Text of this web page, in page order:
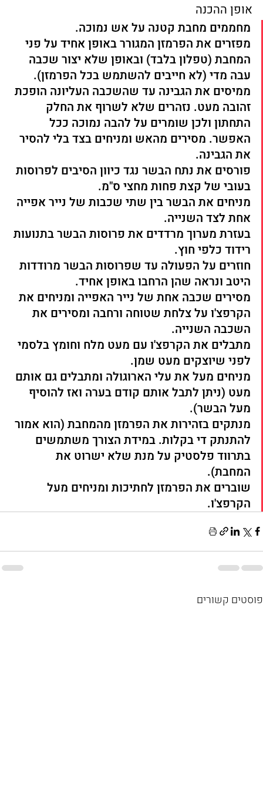
אופן ההכנה
מחממים מחבת קטנה על אש נמוכה.
מפזרים את הפרמזן המגורר באופן אחיד על פני
המחבת (טפלון בלבד) ובאופן שלא יצור שכבה
עבה מדי (לא חייבים להשתמש בכל הפרמזן).
ממיסים את הגבינה עד שהשכבה העליונה הופכת
זהובה מעט. נזהרים שלא לשרוף את החלק
התחתון ולכן שומרים על להבה נמוכה ככל
האפשר. מסירים מהאש ומניחים בצד בלי להסיר
את הגבינה.
פורסים את נתח הבשר נגד כיוון הסיבים לפרוסות
בעובי של קצת פחות מחצי ס"מ.
מניחים את הבשר בין שתי שכבות של נייר אפייה
אחת לצד השנייה.
בעזרת מערוך מרדדים את פרוסות הבשר בתנועות
רידוד כלפי חוץ.
חוזרים על הפעולה עד שפרוסות הבשר מרודדות
היטב ונראה שהן הרחבו באופן אחיד.
מסירים שכבה אחת של נייר האפייה ומניחים את
הקרפצ'ו על צלחת שטוחה ורחבה ומסירים את
השכבה השנייה.
מתבלים את הקרפצ'ו עם מעט מלח וחומץ בלסמי
לפני שיוצקים מעט שמן.
מניחים מעל את עלי הארוגולה ומתבלים גם אותם
מעט (ניתן לתבל אותם קודם בערה ואז להוסיף
מעל הבשר).
מנתקים בזהירות את הפרמזן מהמחבת (הוא אמור
להתנתק די בקלות. במידת הצורך משתמשים
בתרווד פלסטיק על מנת שלא ישרוט את
המחבת).
שוברים את הפרמזן לחתיכות ומניחים מעל
הקרפצ'ו.
פוסטים קשורים